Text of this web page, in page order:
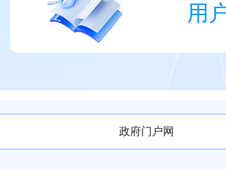
用
政府门户网